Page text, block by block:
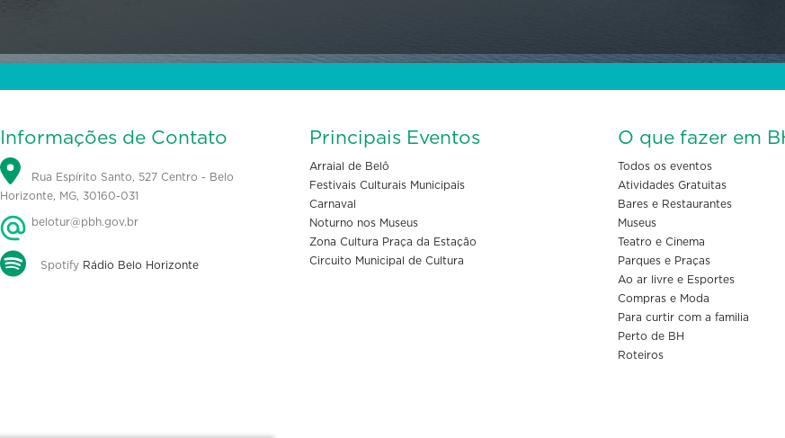
Informações de Contato
Rua Espírito Santo, 527 Centro - Belo
Horizonte, MG, 30160-031
belotur@pbh.gov.br
Spotify Rádio Belo Horizonte
Principais Eventos
Arraial de Belô
Festivais Culturais Municipais
Carnaval
Noturno nos Museus
Zona Cultura Praça da Estação
Circuito Municipal de Cultura
O que fazer em
Todos os eventos
Atividades Gratuitas
Bares e Restaurantes
Museus
Teatro e Cinema
Parques e Praças
Ao ar livre e Esportes
Compras e Moda
Para curtir com a familia
Perto de BH
Roteiros